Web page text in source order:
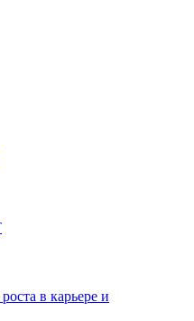
в карьере и